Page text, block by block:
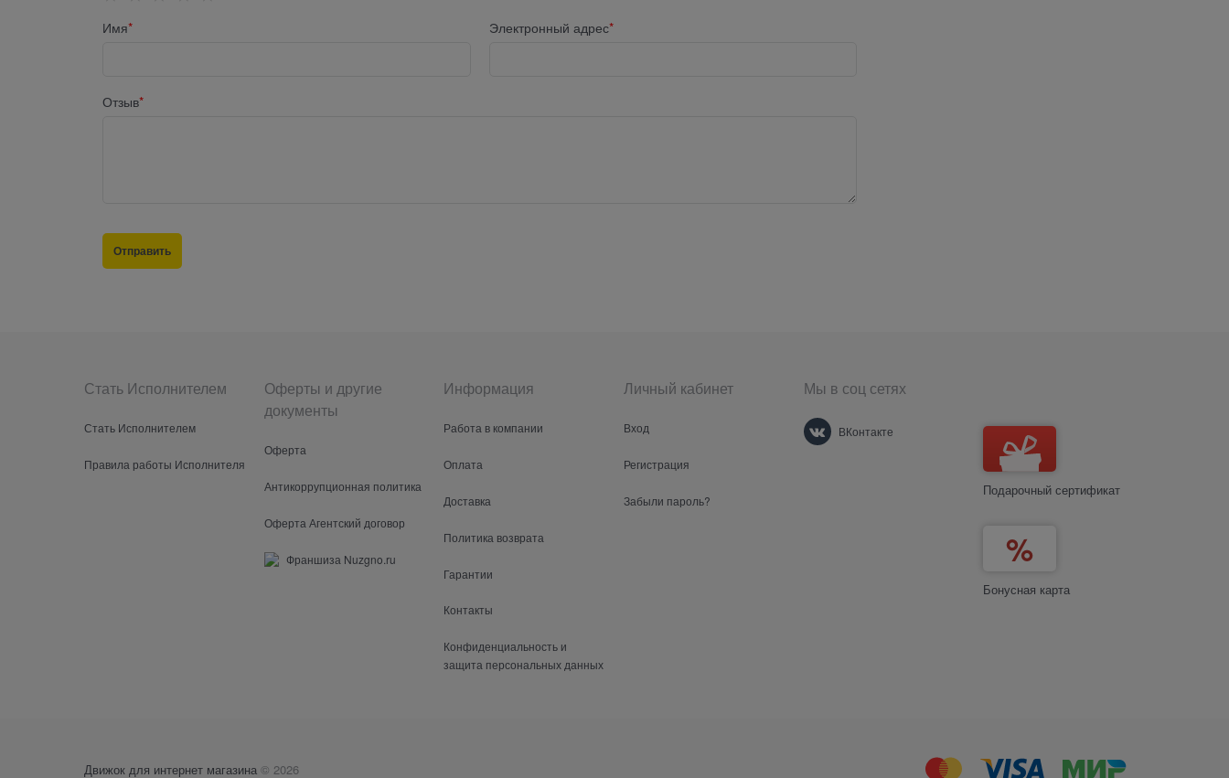
Имя Электронный адрес
Отзыв
Стать Исполнителем
Стать Исполнителем
Правила работы Исполнителя
Оферты и другие
документы
Оферта
Антикоррупционная политика
Оферта Агентский договор
Франшиза Nuzgno.ru
Информация
Работа в компании
Оплата
Доставка
Политика возврата
Гарантии
Контакты
Конфиденциальность и
защита персональных данных
Личный кабинет
Вход
Регистрация
Забыли пароль?
Мы в соц сетях
ВКонтакте
Подарочный сертификат
Бонусная карта
Движок для интернет магазина © 2026